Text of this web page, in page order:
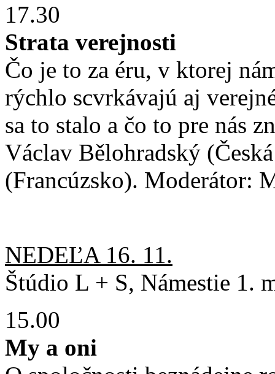
17.30
Strata verejnosti
Čo je to za éru, v ktorej
rýchlo scvrkávajú aj
sa to stalo a čo to pre nás
Václav Bělohradský
(Francúzsko). Moderátor:
NEDEĽA 16. 11.
Štúdio L + S, Námestie 1.
15.00
My a oni